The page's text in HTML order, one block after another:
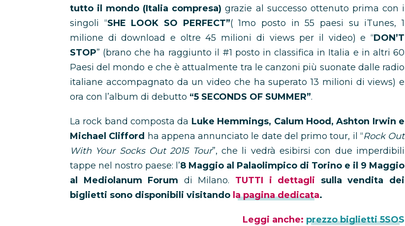
tutto il mondo (Italia compresa) grazie al successo ottenuto prima con i
singoli “SHE LOOK SO PERFECT”( 1mo posto in 55 paesi su iTunes, 1
milione di download e oltre 45 milioni di views per il video) e “DON’T
STOP” (brano che ha raggiunto il #1 posto in classifica in Italia e in altri 60
Paesi del mondo e che è attualmente tra le canzoni più suonate dalle radio
italiane accompagnato da un video che ha superato 13 milioni di views) e
ora con l’album di debutto “5 SECONDS OF SUMMER”.
La rock band composta da Luke Hemmings, Calum Hood, Ashton Irwin e
Michael Clifford ha appena annunciato le date del primo tour, il “Rock Out
With Your Socks Out 2015 Tour”, che li vedrà esibirsi con due imperdibili
tappe nel nostro paese: l’8 Maggio al Palaolimpico di Torino e il 9 Maggio
al Mediolanum Forum di Milano. TUTTI i dettagli sulla vendita dei
biglietti sono disponibili visitando la pagina dedicata.
Leggi anche: prezzo biglietti 5SOS